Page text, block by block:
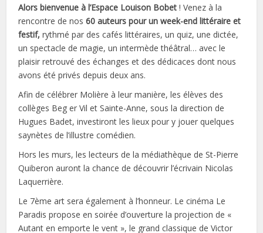
Alors bienvenue à l’Espace Louison Bobet ! Venez à la
rencontre de nos60 auteurs pour un week-end littéraire et
festif, rythmé par des cafés littéraires, un quiz, une dictée,
un spectacle de magie, un intermède théâtral… avec le
plaisir retrouvé des échanges et des dédicaces dont nous
avons été privés depuis deux ans.
Afin de célébrer Molière à leur manière, les élèves des
collèges Beg er Vil et Sainte-Anne, sous la direction de
Hugues Badet, investiront les lieux pour y jouer quelques
saynètes de l’illustre comédien.
Hors les murs, les lecteurs de la médiathèque de St-Pierre
Quiberon auront la chance de découvrir l’écrivain Nicolas
Laquerrière.
Le 7ème art sera également à l’honneur. Le cinéma Le
Paradis propose en soirée d’ouverture la projection de «
Autant en emporte le vent », le grand classique de Victor